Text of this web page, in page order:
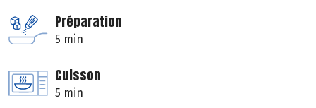
Préparation
5 min
Cuisson
5 min